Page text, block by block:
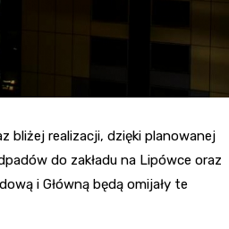
bliżej realizacji, dzięki planowanej
do zakładu na Lipówce oraz
i Główną będą omijały te